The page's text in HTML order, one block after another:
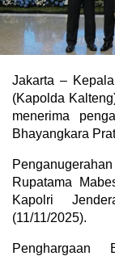
Jakarta –
(Kapolda
menerima
Bhayangkara
Rupatama
Kapolri
(11/11/2025).
Penghargaan